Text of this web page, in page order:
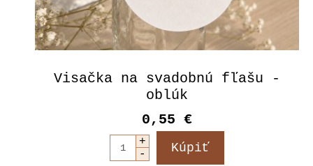
Visačka na svadobnú fľašu -
oblúk
0,55 €